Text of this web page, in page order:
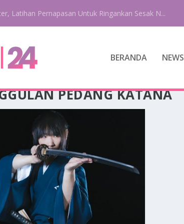
Latihan Pernapasan Untuk Ringankan Sesak N...
BERANDA NEWS
PEDANG KATANA